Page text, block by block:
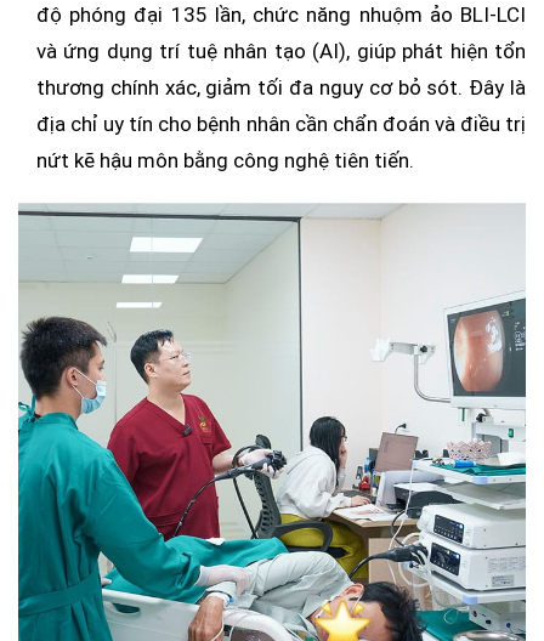
độ phóng đại 135 lần, chức năng nhuộm ảo BLI-LCI
và ứng dụng trí tuệ nhân tạo (AI), giúp phát hiện tổn
thương chính xác, giảm tối đa nguy cơ bỏ sót. Đây là
địa chỉ uy tín cho bệnh nhân cần chẩn đoán và điều trị
nứt kẽ hậu môn bằng công nghệ tiên tiến.